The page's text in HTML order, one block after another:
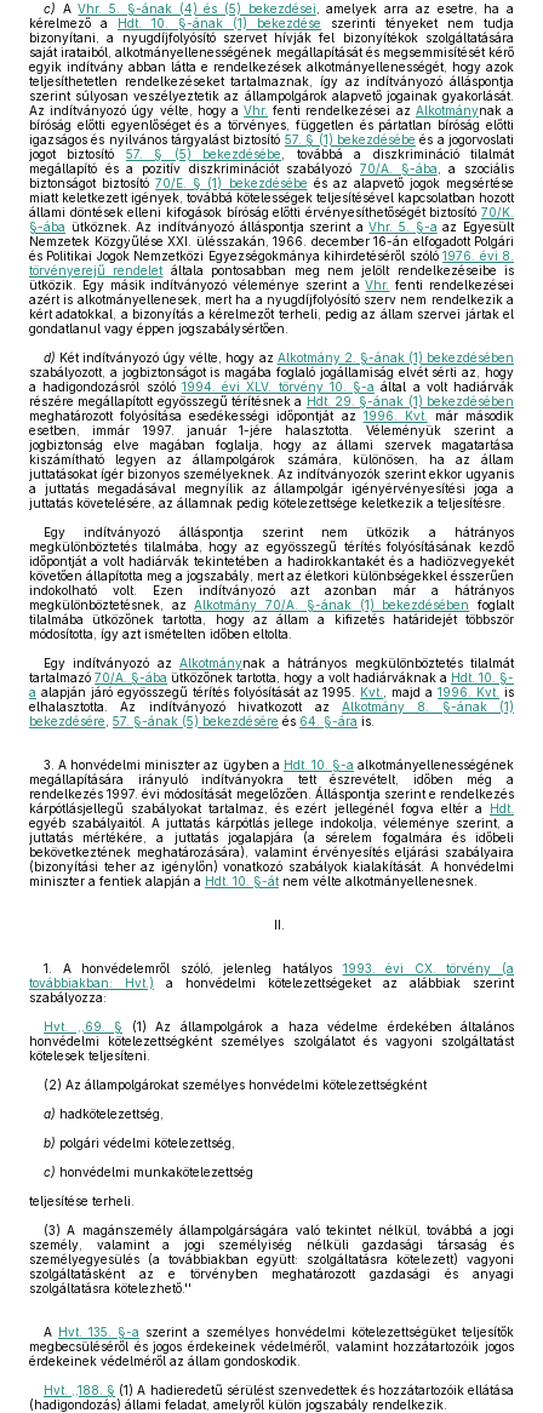
c) AVhr. 5. §-ának (4) és (5) bekezdései , amelyek arra az esetre, ha a
kérelmező a Hdt. 10. §-ának (1) bekezdése szerinti tényeket nem tudja
bizonyítani, a nyugdíjfolyósító szervet hívják fel bizonyítékok szolgáltatására
saját irataiból, alkotmányellenességének megállapítását és megsemmisítését kérő
egyik indítvány abban látta e rendelkezések alkotmányellenességét, hogy azok
teljesíthetetlen rendelkezéseket tartalmaznak, így az indítványozó álláspontja
szerint súlyosan veszélyeztetik az állampolgárok alapvető jogainak gyakorlását.
Az indítványozó úgy vélte, hogy aVhr. fenti rendelkezései az Alkotmánynak a
bíróság előtti egyenlőséget és a törvényes, független és pártatlan bíróság előtti
igazságos és nyilvános tárgyalást biztosító 57. § (1) bekezdésébe és a jogorvoslati
jogot biztosító 57. § (5) bekezdésébe
, továbbá a diszkrimináció tilalmát
megállapító és a pozitív diszkriminációt szabályozó 70/A. §-ába , a szociális
biztonságot biztosító70/E. § (1) bekezdésébe és az alapvető jogok megsértése
miatt keletkezett igények, továbbá kötelességek teljesítésével kapcsolatban hozott
állami döntések elleni kifogások bíróság előtti érvényesíthetőségét biztosító 70/K.
§-ába ütköznek. Az indítványozó álláspontja szerint aVhr. 5. §-a az Egyesült
Nemzetek Közgyűlése XXI. ülésszakán, 1966. december 16-án elfogadott Polgári
és Politikai Jogok Nemzetközi Egyezségokmánya kihirdetéséről szóló1976. évi 8.
törvényerejű rendelet általa pontosabban meg nem jelölt rendelkezéseibe is
ütközik. Egy másik indítványozó véleménye szerint aVhr. fenti rendelkezései
azért is alkotmányellenesek, mert ha a nyugdíjfolyósító szerv nem rendelkezik a
kért adatokkal, a bizonyítás a kérelmezőt terheli, pedig az állam szervei jártak el
gondatlanul vagy éppen jogszabálysértően.
d) Két indítványozó úgy vélte, hogy az Alkotmány 2. §-ának (1) bekezdésében
szabályozott, a jogbiztonságot is magába foglaló jogállamiság elvét sérti az, hogy
a hadigondozásról szóló 1994. évi XLV. törvény 10. §-a által a volt hadiárvák
részére megállapított egyösszegű térítésnek a Hdt. 29. §-ának (1) bekezdésében
meghatározott folyósítása esedékességi időpontját az 1996. Kvt.
már második
esetben, immár 1997. január 1-jére halasztotta. Véleményük szerint a
jogbiztonság elve magában foglalja, hogy az állami szervek magatartása
kiszámítható legyen az állampolgárok számára, különösen, ha az állam
juttatásokat ígér bizonyos személyeknek. Az indítványozók szerint ekkor ugyanis
a juttatás megadásával megnyílik az állampolgár igényérvényesítési joga a
juttatás követelésére, az államnak pedig kötelezettsége keletkezik a teljesítésre.
Egy indítványozó álláspontja szerint nem ütközik a hátrányos
megkülönböztetés tilalmába, hogy az egyösszegű térítés folyósításának kezdő
időpontját a volt hadiárvák tekintetében a hadirokkantakét és a hadiözvegyekét
követően állapította meg a jogszabály, mert az életkori különbségekkel ésszerűen
indokolható volt. Ezen indítványozó azt azonban már a hátrányos
megkülönböztetésnek, azAlkotmány 70/A. §-ának (1) bekezdésében
foglalt
tilalmába ütközőnek tartotta, hogy az állam a kifizetés határidejét többször
módosította, így azt ismételten időben eltolta.
Egy indítványozó az Alkotmánynak a hátrányos megkülönböztetés tilalmát
tartalmazó70/A. §-ába ütközőnek tartotta, hogy a volt hadiárváknak a Hdt. 10. §-
a alapján járó egyösszegű térítés folyósítását az 1995. Kvt. , majd a1996. Kvt. is
elhalasztotta. Az indítványozó hivatkozott az Alkotmány 8. §-ának (1)
bekezdésére 57. §-ának (5) bekezdésére és 64. §-ára is.
3. A honvédelmi miniszter az ügyben a Hdt. 10. §-a alkotmányellenességének
megállapítására irányuló indítványokra tett észrevételt, időben még a
rendelkezés 1997. évi módosítását megelőzően. Álláspontja szerint e rendelkezés
kárpótlásjellegű szabályokat tartalmaz, és ezért jellegénél fogva eltér a Hdt.
egyéb szabályaitól. A juttatás kárpótlás jellege indokolja, véleménye szerint, a
juttatás mértékére, a juttatás jogalapjára (a sérelem fogalmára és időbeli
bekövetkeztének meghatározására), valamint érvényesítés eljárási szabályaira
(bizonyítási teher az igénylőn) vonatkozó szabályok kialakítását. A honvédelmi
miniszter a fentiek alapján a Hdt. 10. §-át nem vélte alkotmányellenesnek.
II.
1. A honvédelemről szóló, jelenleg hatályos 1993. évi CX. törvény (a
továbbiakban: Hvt.) a honvédelmi kötelezettségeket az alábbiak szerint
szabályozza:
Hvt. ,,69. § (1) Az állampolgárok a haza védelme érdekében általános
honvédelmi kötelezettségként személyes szolgálatot és vagyoni szolgáltatást
kötelesek teljesíteni.
(2) Az állampolgárokat személyes honvédelmi kötelezettségként
a) hadkötelezettség,
b) polgári védelmi kötelezettség,
c) honvédelmi munkakötelezettség
teljesítése terheli.
(3) A magánszemély állampolgárságára való tekintet nélkül, továbbá a jogi
személy, valamint a jogi személyiség nélküli gazdasági társaság és
személyegyesülés (a továbbiakban együtt: szolgáltatásra kötelezett) vagyoni
szolgáltatásként az e törvényben meghatározott gazdasági és anyagi
szolgáltatásra kötelezhető.''
A Hvt. 135. §-a szerint a személyes honvédelmi kötelezettségüket teljesítők
megbecsüléséről és jogos érdekeinek védelméről, valamint hozzátartozóik jogos
érdekeinek védelméről az állam gondoskodik.
Hvt. ,,188. § (1) A hadieredetű sérülést szenvedettek és hozzátartozóik ellátása
(hadigondozás) állami feladat, amelyről külön jogszabály rendelkezik.